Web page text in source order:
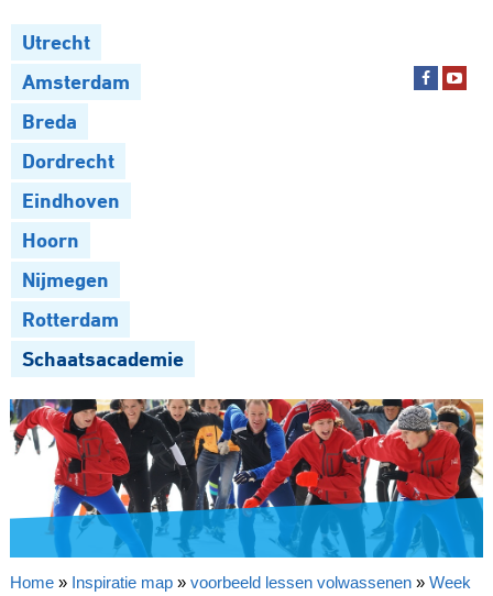
Utrecht
Amsterdam
Breda
Dordrecht
Eindhoven
Hoorn
Nijmegen
Rotterdam
Schaatsacademie
Home» Inspiratie map» voorbeeld lessen volwassenen» Week